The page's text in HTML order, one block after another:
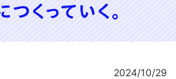
2024/10/29